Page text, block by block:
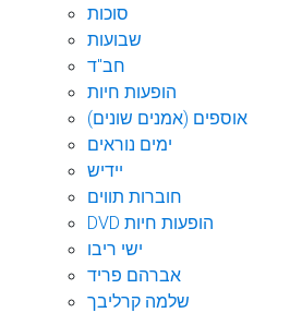
סוכות
שבועות
חב"ד
הופעות חיות
אוספים (אמנים שונים)
ימים נוראים
יידיש
חוברות תווים
DVD הופעות חיות
ישי ריבו
אברהם פריד
שלמה קרליבך